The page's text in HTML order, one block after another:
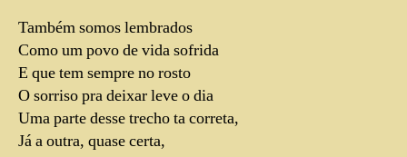
Também somos lembrados
Como um povo de vida sofrida
E que tem sempre no rosto
O sorriso pra deixar leve o dia
Uma parte desse trecho ta correta,
Já a outra, quase certa,